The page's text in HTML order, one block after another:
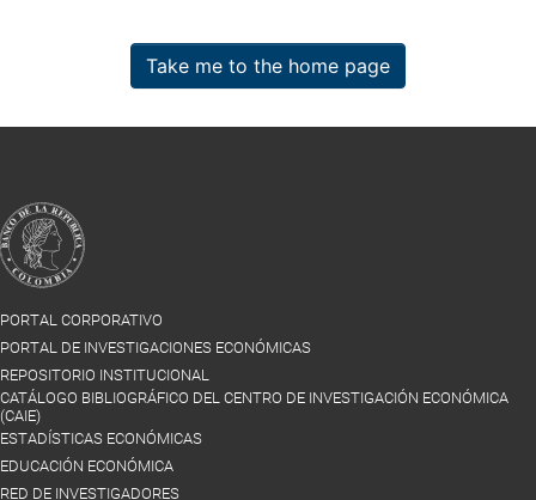
Take me to the home page
PORTAL CORPORATIVO
PORTAL DE INVESTIGACIONES ECONÓMICAS
REPOSITORIO INSTITUCIONAL
CATÁLOGO BIBLIOGRÁFICO DEL CENTRO DE INVESTIGACIÓN ECONÓMICA
(CAIE)
ESTADÍSTICAS ECONÓMICAS
EDUCACIÓN ECONÓMICA
RED DE INVESTIGADORES